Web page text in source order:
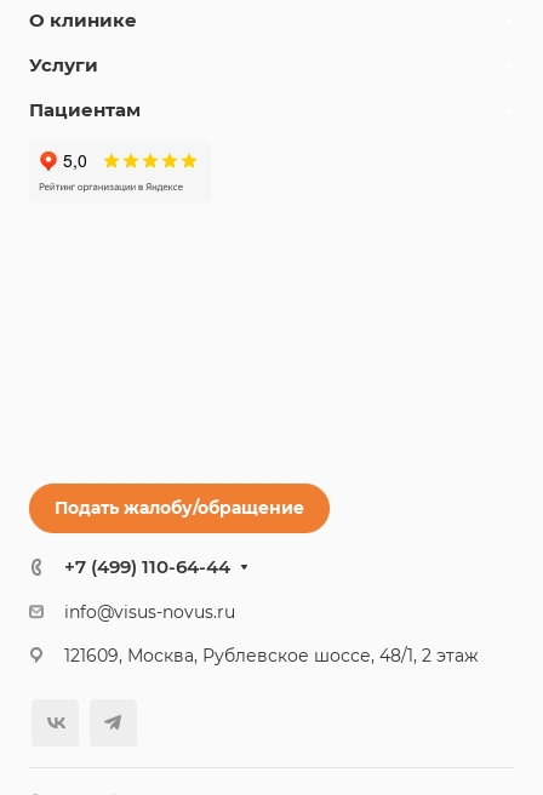
О клинике
Услуги
Пациентам
Подать жалобу/обращение
+7 (499) 110-64-44
info@visus-novus.ru
121609, Москва, Рублевское шоссе, 48/1, 2 этаж